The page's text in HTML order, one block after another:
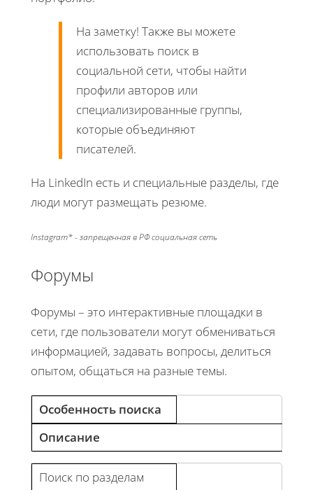
На заметку! Также вы можете
использовать поиск в
социальной сети, чтобы найти
профили авторов или
специализированные группы,
которые объединяют
писателей.
На LinkedIn есть и специальные разделы, где
люди могут размещать резюме.
Instagram* - запрещенная в РФ социальная сеть
Форумы
Форумы – это интерактивные площадки в
сети, где пользователи могут обмениваться
информацией, задавать вопросы, делиться
опытом, общаться на разные темы.
Особенность поиска
Описание
Поиск по разделам